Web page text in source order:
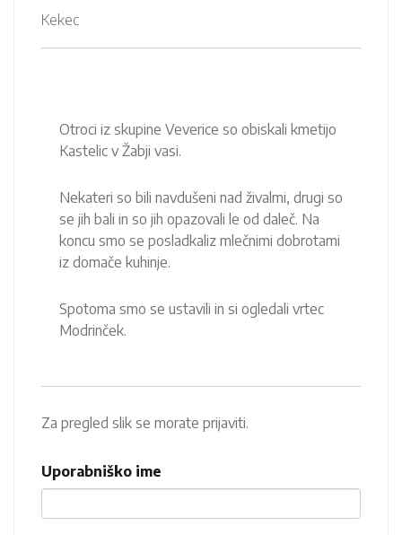
Kekec
Otroci iz skupine Veverice so obiskali kmetijo
Kastelic v Žabji vasi.
Nekateri so bili navdušeni nad živalmi, drugi so
se jih bali in so jih opazovali le od daleč. Na
koncu smo se posladkaliz mlečnimi dobrotami
iz domače kuhinje.
Spotoma smo se ustavili in si ogledali vrtec
Modrinček.
Za pregled slik se morate prijaviti.
Uporabniško ime